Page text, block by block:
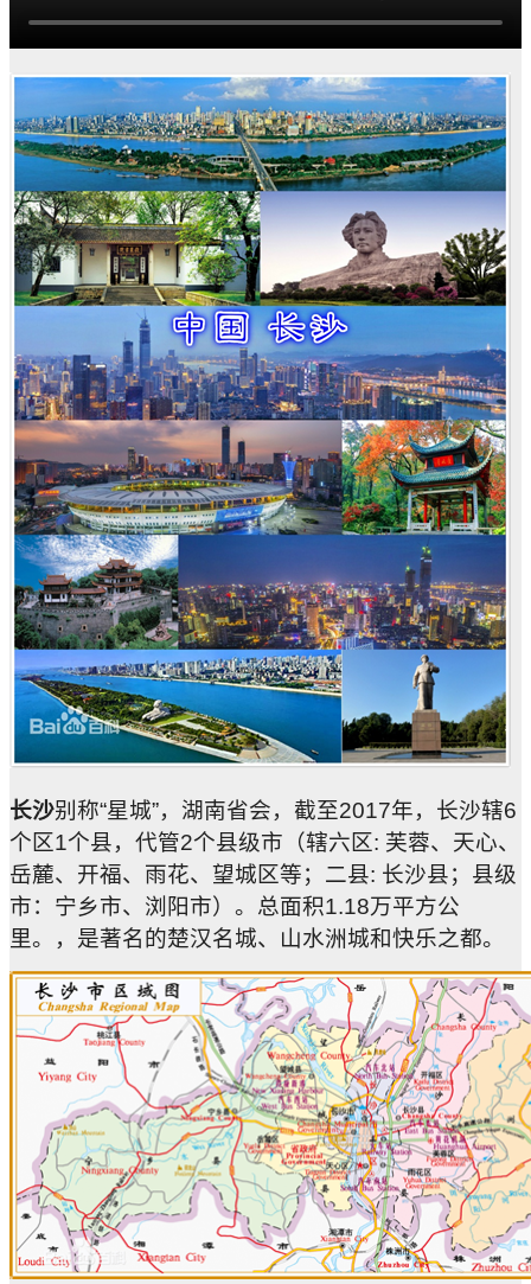
长沙别称“星城”，湖南省会，截至2017年，长沙辖6
个区1个县，代管2个县级市（辖六区: 芙蓉、天心、
岳麓、开福、雨花、望城区等；二县: 长沙县；县级
市：宁乡市、浏阳市）。总面积1.18万平方公
里。，是著名的楚汉名城、山水洲城和快乐之都。